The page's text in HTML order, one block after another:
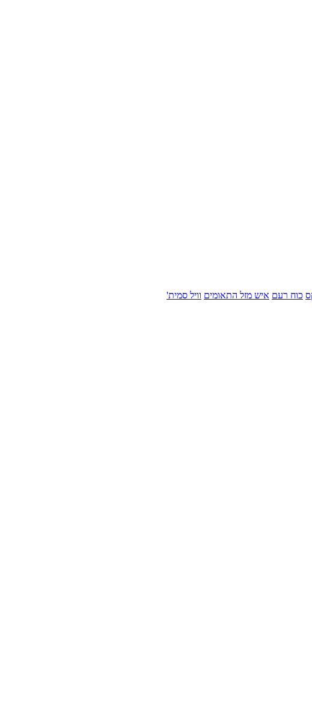
כוח רעם איש מזל התאומים וויל סמית'